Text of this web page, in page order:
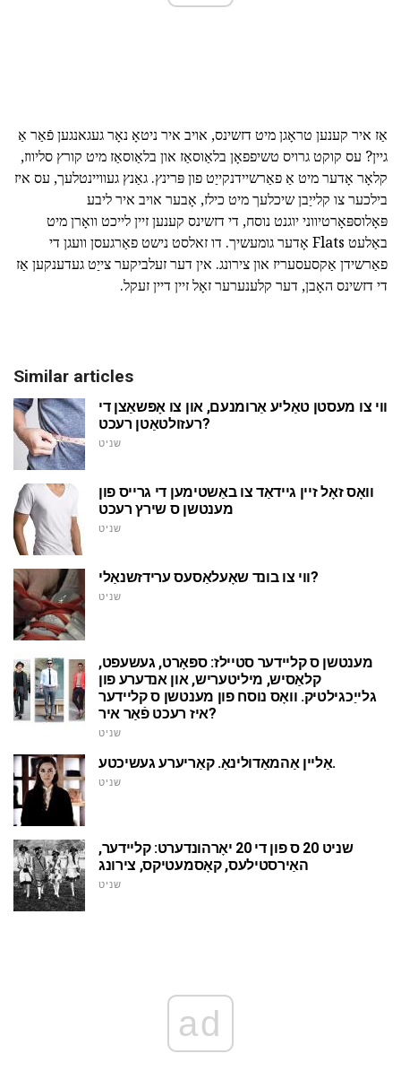
אַז איר קענען טראָגן מיט דזשינס, אויב איר ניטאָ נאָר געגאנגען פֿאַר אַ
גיין? עס קוקט גרויס טשיפפאָן בלאַוסאַז און בלאַוסאַז מיט קורץ סליווז,
קלאָר אָדער מיט אַ פאַרשיידנקייַט פון פּרינץ. גאַנץ געוויינטלעך, עס איז
בילכער צו קלייַבן שיכלעך מיט כילז, אָבער אויב איר ליבע
פּאָלוספּאָרטיווני יוגנט נוסח, די דזשינס קענען זיין לייכט וואָרן מיט
באַלעט Flats אָדער גומעשיך. דו זאלסט נישט פאַרגעסן וועגן די
פאַרשידן אַקסעסעריז און צירונג. אין דער זעלביקער צייַט געדענקען אַז
די דזשינס האָבן, דער קלענערער זאָל זיין דיין זעקל.
Similar articles
ווי צו מעסטן טאַליע אַרומנעם, און צו אָפּשאַצן די
רעזולטאַטן רעכט?
שניט
וואָס זאָל זיין גיידאַד צו באַשטימען די גרייס פון
מענטשן ס שירץ רעכט
שניט
ווי צו בונד שאָעלאַסעס ערידזשנאַלי?
שניט
מענטשן ס קליידער סטיילז: ספּאָרט, געשעפט,
קלאַסיש, מיליטעריש, און אנדערע פון
גלייַכגילטיק. וואָס נוסח פון מענטשן ס קליידער
איז רעכט פֿאַר איר?
שניט
אַליין אַהמאַדולינאַ. קאַריערע געשיכטע.
שניט
שניט 20 ס פון די 20 יאָרהונדערט: קליידער,
האַירסטילעס, קאָסמעטיקס, צירונג
שניט
ad